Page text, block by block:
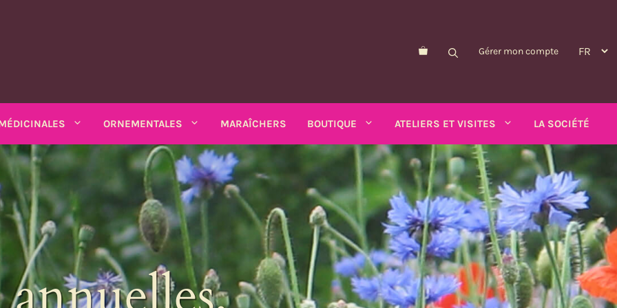
Gérer mon compte
bio
bio
Rhubarbe
SALADES DIVERSES
Feuilles diverses
Chicorées
Moutardes
Matricaire odorante
Mélisse
Nigelle
PLANTES MÉDICINALES
ANNUELLES
Armoise
Ashwagandha
Balsamine
Chardons
Mauves
Mélisse turque
Sarriette d'été
Souci - calendula
Tabacs
ORNEMENTALES
PLANTES ORNEMENTALES
ANNUELLES
Amarantes
Arroches
Asarine
Balsamine
Coréopsis
Cosmos
Gloire-du-matin
Gueules-de-loup
Morelle de Balbis
Myosotis
Nicandre
Nigelle
Pois-asperge
Schizanthus
Soucis
Tabac ailé
MARAÎCHERS BOUTIQUE ATELIERS ET VISITES LA SOCIÉTÉ